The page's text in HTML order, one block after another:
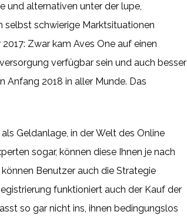
und alternativen unter der lupe,
selbst schwierige Marktsituationen
Zwar kam Aves One auf einen
verfügbar sein und auch besser
Anfang 2018 in aller Munde. Das
Geldanlage, in der Welt des Online
sogar, können diese Ihnen je nach
Benutzer auch die Strategie
funktioniert auch der Kauf der
so gar nicht ins, ihnen bedingungslos